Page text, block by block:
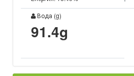
Вода (g)
91.4g